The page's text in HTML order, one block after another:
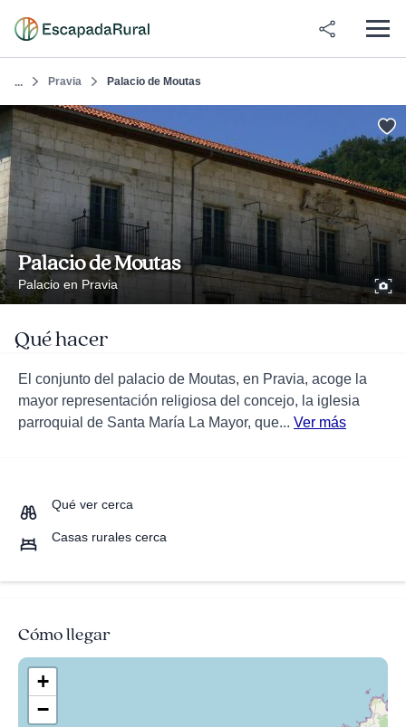
... Pravia Palacio de Moutas
Palacio de Moutas
Palacio en Pravia
Qué hacer
El conjunto del palacio de Moutas, en Pravia, acoge la
mayor representación religiosa del concejo, la iglesia
parroquial de Santa María La Mayor, que... Ver más
Qué ver cerca
Casas rurales cerca
Cómo llegar
+
−